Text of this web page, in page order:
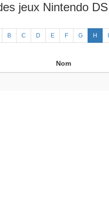
jeux Nintendo DS
B C D E F G H
Nom